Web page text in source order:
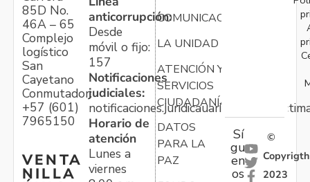
85D No.
46A – 65
Complejo
logístico
San
Cayetano
Conmutador:
+57 (601)
7965150
VENTA
NILLA
anticorrupción:
Desde
móvil o fijo:
157
Notificaciones
judiciales:
Horario de
atención
Lunes a
viernes
COMUNICACIONES
LA UNIDAD
ATENCIÓN Y
SERVICIOS
CIUDADANÍA
DATOS
PARA LA
PAZ
Sí
gu
en
os
©
Copyrigth
2023